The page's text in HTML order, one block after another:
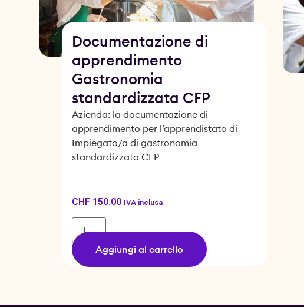
Documentazione di
apprendimento
Gastronomia
standardizzata CFP
Azienda: la documentazione di
apprendimento per l’apprendistato di
Impiegato/a di gastronomia
standardizzata CFP
CHF150.00 IVA inclusa
Aggiungi al carrello